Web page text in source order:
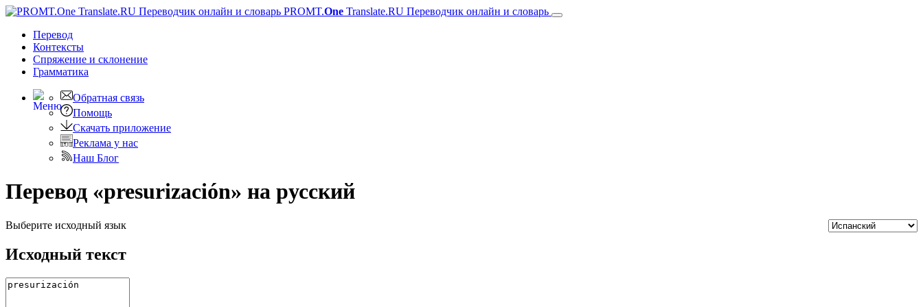
PROMT.One Translate.RU Переводчик онлайн и словарь
Перевод
Контексты
Спряжение и склонение
Грамматика
Обратная связь
Помощь
Скачать приложение
Реклама у нас
Наш Блог
Перевод «presurización» на русский
Выберите исходный язык
Исходный текст